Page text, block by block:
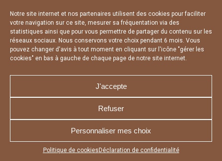
Notre site internet et nos partenaires utilisent des cookies pour faciliter
votre navigation sur ce site, mesurer sa fréquentation via des
statistiques ainsi que pour vous permettre de partager du contenu sur les
réseaux sociaux. Nous conservons votre choix pendant 6 mois. Vous
pouvez changer d'avis à tout moment en cliquant sur l'icône "gérer les
cookies" en bas à gauche de chaque page de notre site internet.
J'accepte
Refuser
Personnaliser mes choix
Politique de cookies Déclaration de confidentialité
Appuyez sur le bouton partager en bas de votre
CHARTE DE CONFIDENTIALITÉ
DÉCLARATION DE CONFIDENTIALITÉ
POLITIQUE D’UTILISATION DES COOKIES
RÉALISÉ PAR L’AGENCE WEB A3 WEB